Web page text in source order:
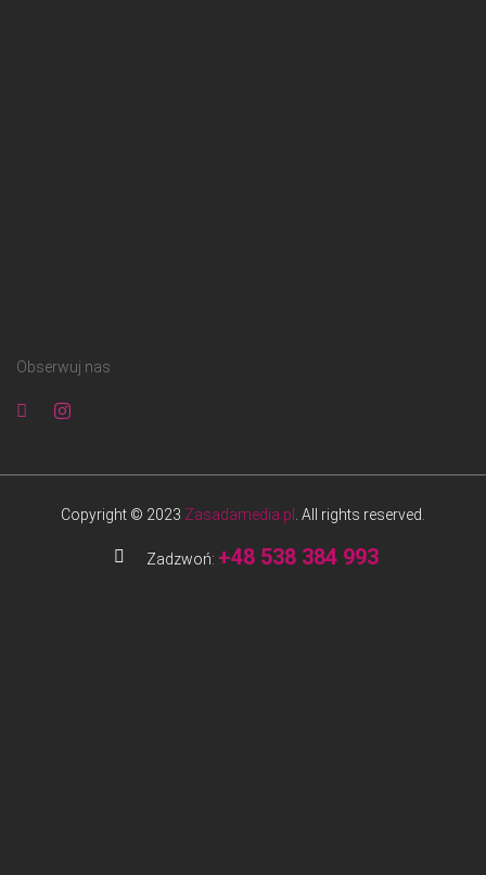
Obserwuj nas
Copyright © 2023 Zasadamedia.pl . All rights reserved.
Zadzwoń: +48 538 384 993